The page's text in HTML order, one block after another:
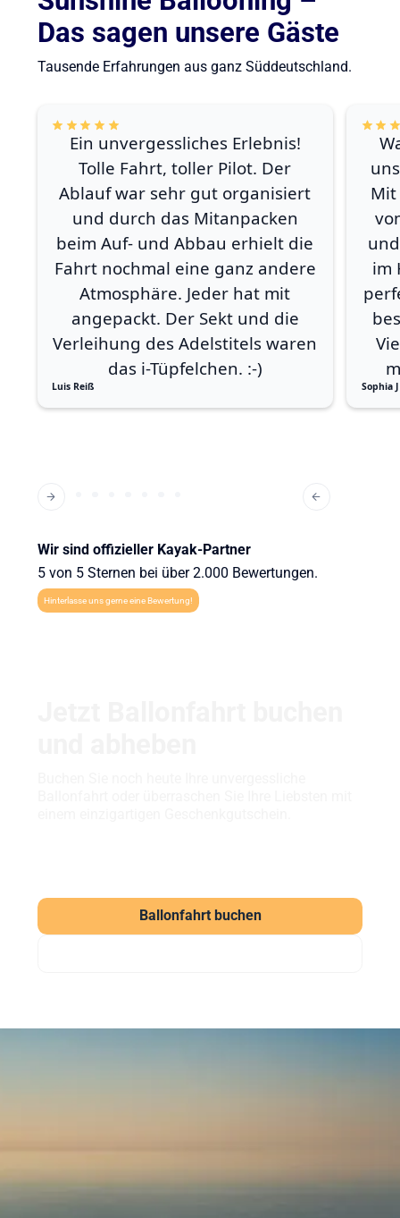
Das sagen unsere Gäste
Tausende Erfahrungen aus ganz Süddeutschland.
Ein unvergessliches Erlebnis!
Tolle Fahrt, toller Pilot. Der
Ablauf war sehr gut organisiert
und durch das Mitanpacken
beim Auf- und Abbau erhielt die
Fahrt nochmal eine ganz andere
Atmosphäre. Jeder hat mit
angepackt. Der Sekt und die
Verleihung des Adelstitels waren
das i-Tüpfelchen. :-)
Luis Reiß
im
Sophia J
Wir sind offizieller Kayak-Partner
5 von 5 Sternen bei über 2.000 Bewertungen.
Hinterlasse uns gerne eine Bewertung!
Ballonfahrt buchen